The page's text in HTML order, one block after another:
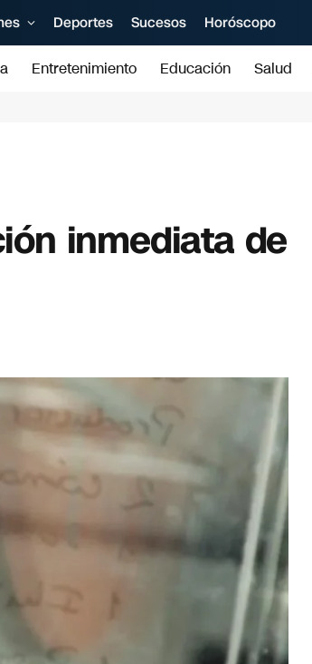
Deportes Sucesos Horóscopo
Entretenimiento Educación Salud
inmediata de